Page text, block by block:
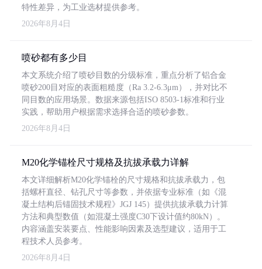
特性差异，为工业选材提供参考。
2026年8月4日
喷砂都有多少目
本文系统介绍了喷砂目数的分级标准，重点分析了铝合金
喷砂200目对应的表面粗糙度（Ra 3.2-6.3μm），并对比不
同目数的应用场景。数据来源包括ISO 8503-1标准和行业
实践，帮助用户根据需求选择合适的喷砂参数。
2026年8月4日
M20化学锚栓尺寸规格及抗拔承载力详解
本文详细解析M20化学锚栓的尺寸规格和抗拔承载力，包
括螺杆直径、钻孔尺寸等参数，并依据专业标准（如《混
凝土结构后锚固技术规程》JGJ 145）提供抗拔承载力计算
方法和典型数值（如混凝土强度C30下设计值约80kN）。
内容涵盖安装要点、性能影响因素及选型建议，适用于工
程技术人员参考。
2026年8月4日